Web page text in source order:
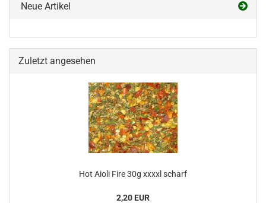
Neue Artikel
Zuletzt angesehen
Hot Aioli Fire 30g xxxxl scharf
2,20 EUR